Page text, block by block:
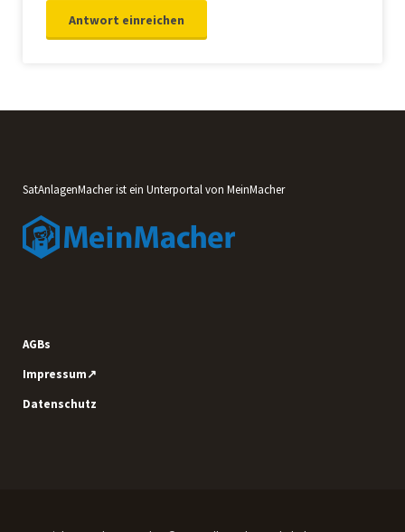
SatAnlagenMacher ist ein Unterportal von MeinMacher
AGBs
Impressum↗
Datenschutz